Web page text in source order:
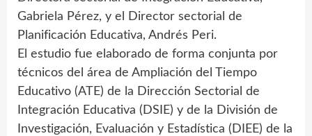
Gabriela Pérez, y el Director sectorial de
Planificación Educativa, Andrés Peri.
El estudio fue elaborado de forma conjunta por
técnicos del área de Ampliación del Tiempo
Educativo (ATE) de la Dirección Sectorial de
Integración Educativa (DSIE) y de la División de
Investigación, Evaluación y Estadística (DIEE) de la